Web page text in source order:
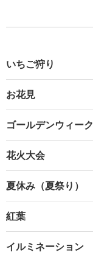
いちご狩り
お花見
ゴールデンウィーク
花火大会
夏休み（夏祭り）
紅葉
イルミネーション